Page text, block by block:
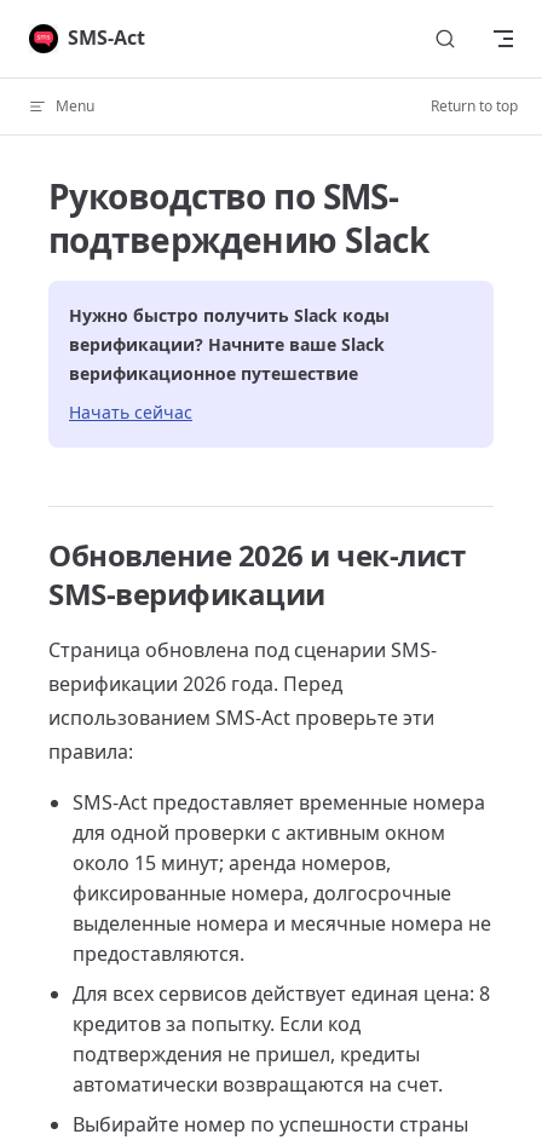
Skip to content
SMS-Act
Menu Return to top
Руководство по SMS-
подтверждению Slack
Нужно быстро получить Slack коды
верификации? Начните ваше Slack
верификационное путешествие
Начать сейчас
Обновление 2026 и чек-лист
SMS-верификации
Страница обновлена под сценарии SMS-
верификации 2026 года. Перед
использованием SMS-Act проверьте эти
правила:
SMS-Act предоставляет временные номера
для одной проверки с активным окном
около 15 минут; аренда номеров,
фиксированные номера, долгосрочные
выделенные номера и месячные номера не
предоставляются.
Для всех сервисов действует единая цена: 8
кредитов за попытку. Если код
подтверждения не пришел, кредиты
автоматически возвращаются на счет.
Выбирайте номер по успешности страны